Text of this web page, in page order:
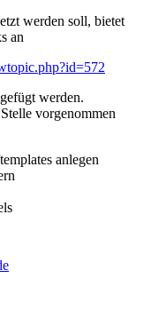
werden soll, bietet
an
werden.
vorgenommen
anlegen